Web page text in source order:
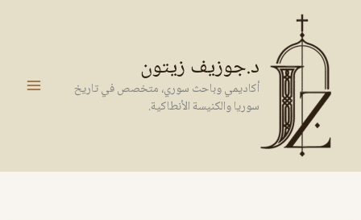
المحتوى
د.جوزيف زيتون
أكاديمي وباحث سوري، متخصص في تاريخ
سوريا والكنيسة الأنطاكية.